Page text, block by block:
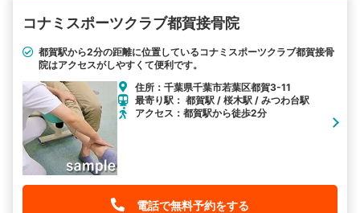
コナミスポーツクラブ都賀接骨院
都賀駅から2分の距離に位置しているコナミスポーツクラブ都賀接骨
院はアクセスがしやすくて便利です。
住所：千葉県千葉市若葉区都賀3-11
最寄り駅： 都賀駅 / 桜木駅 / みつわ台駅
アクセス：都賀駅から徒歩2分
電話で無料予約をする